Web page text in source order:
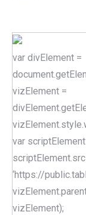
var divElement =
vizElement =
var scriptElement
‘https://
vizElement);